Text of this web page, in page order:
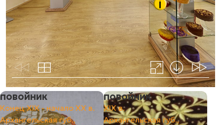
повойник
Конец ХIХ - начало ХХ в.
Архангельская губ.,
повойник
ХIХ в.
Архангельская губ.,